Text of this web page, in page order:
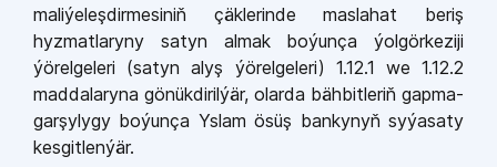
maliýeleşdirmesiniň çäklerinde maslahat beriş
hyzmatlaryny satyn almak boýunça ýolgörkeziji
ýörelgeleri (satyn alyş ýörelgeleri) 1.12.1 we 1.12.2
maddalaryna gönükdirilýär, olarda bähbitleriň gapma-
garşylygy boýunça Yslam ösüş bankynyň syýasaty
kesgitlenýär.